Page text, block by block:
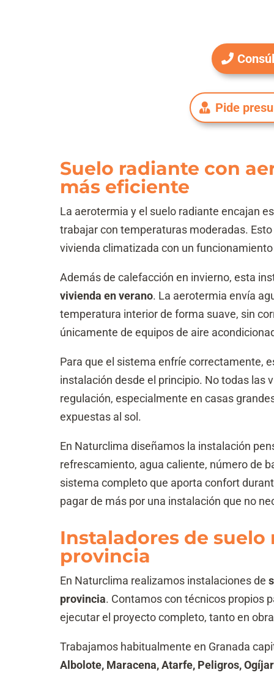
Pide
Suelo radiante con
más eficiente
La aerotermia y el suelo radiante encajan
trabajar con temperaturas moderadas.
vivienda climatizada con un
Además de calefacción en invierno, esta
vivienda en verano. La aerotermia envía
temperatura interior de forma suave, sin
únicamente de equipos de aire
Para que el sistema enfríe correctamente,
instalación desde el principio. No todas las
regulación, especialmente en casas
expuestas al sol.
En Naturclima diseñamos la instalación
refrescamiento, agua caliente, número de
sistema completo que aporta confort
pagar de más por una instalación que no
Instaladores de suelo
provincia
En Naturclima realizamos instalaciones de
provincia. Contamos con técnicos propios
ejecutar el proyecto completo, tanto en
Trabajamos habitualmente en Granada
Albolote, Maracena, Atarfe, Peligros,